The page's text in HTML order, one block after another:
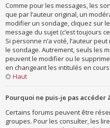
Comme pour les messages, les
que par l’auteur original, un
modifier un sondage, cliquez sur
message du sujet (c’est toujours
Si personne n’a voté, l’auteur
le sondage. Autrement, seuls les
peuvent le modifier ou le
en changeant les intitulés en
Haut
Pourquoi ne puis-je pas accéder
Certains forums peuvent être
groupes. Pour les consulter, les